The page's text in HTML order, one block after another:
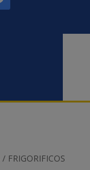
/ FRIGORIFICOS